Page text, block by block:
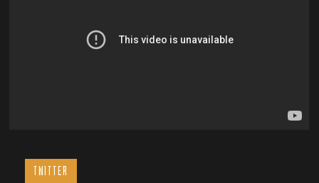
TWITTER